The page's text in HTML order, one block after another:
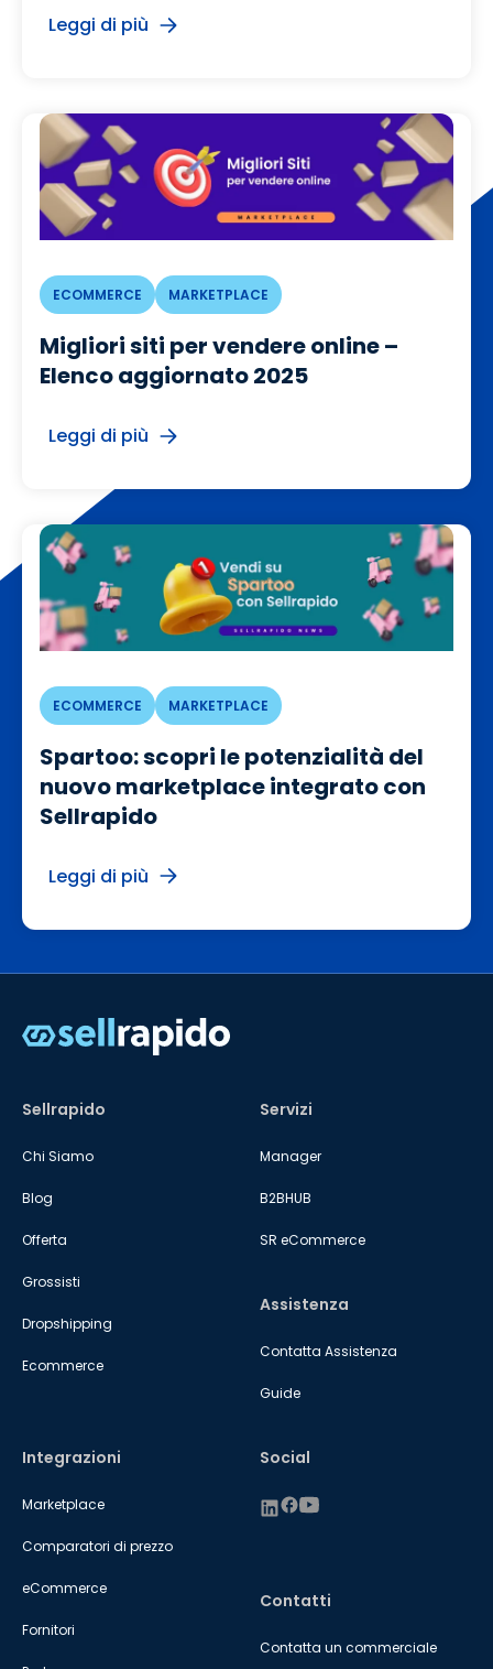
Leggi di più
ECOMMERCE MARKETPLACE
Migliori siti per vendere online –
Elenco aggiornato 2025
Leggi di più
ECOMMERCE MARKETPLACE
Spartoo: scopri le potenzialità del
nuovo marketplace integrato con
Sellrapido
Leggi di più
Sellrapido
Chi Siamo
Blog
Offerta
Grossisti
Dropshipping
Ecommerce
Servizi
Manager
B2BHUB
SR eCommerce
Integrazioni
Marketplace
Comparatori di prezzo
eCommerce
Fornitori
Assistenza
Contatta Assistenza
Guide
Contatti
Contatta un commerciale
Social